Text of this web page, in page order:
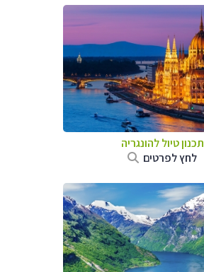
תכנון טיול להונגריה
לחץ לפרטים